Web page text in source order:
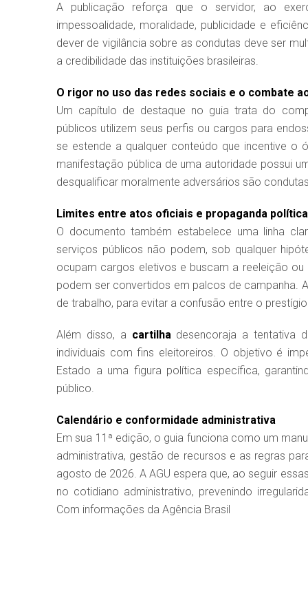
A publicação reforça que o servidor, ao
impessoalidade, moralidade, publicidade e
dever de vigilância sobre as condutas deve ser
a credibilidade das instituições brasileiras.
O rigor no uso das redes sociais e o combate
Um capítulo de destaque no guia trata do
públicos utilizem seus perfis ou cargos para
se estende a qualquer conteúdo que incentive
manifestação pública de uma autoridade possui
desqualificar moralmente adversários são
Limites entre atos oficiais e propaganda política
O documento também estabelece uma linha
serviços públicos não podem, sob qualquer
ocupam cargos eletivos e buscam a reeleição
podem ser convertidos em palcos de campanha.
de trabalho, para evitar a confusão entre o
Além disso, a cartilhadesencoraja a tentativa
individuais com fins eleitoreiros. O objetivo é
Estado a uma figura política específica,
público.
Calendário e conformidade administrativa
Em sua 11ª edição, o guia funciona como um
administrativa, gestão de recursos e as regras
agosto de 2026. A AGU espera que, ao seguir
no cotidiano administrativo, prevenindo
Com informações da Agência Brasil